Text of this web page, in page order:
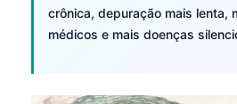
crônica, depuração mais lenta,
médicos e mais doenças